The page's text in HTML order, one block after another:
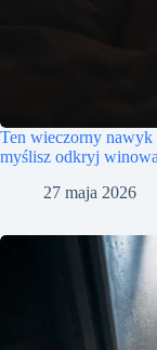
Ten wieczorny nawyk
myślisz odkryj
27 maja 2026